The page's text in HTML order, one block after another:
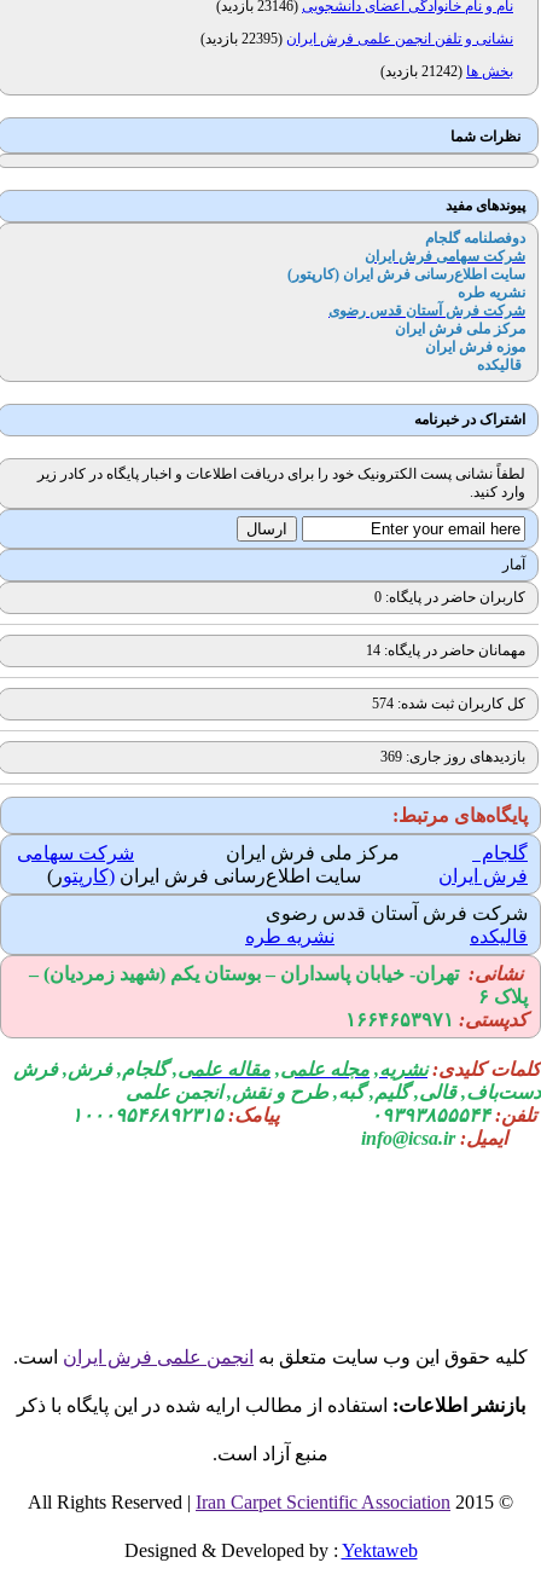
نام و نام خانوادگی اعضای دانشجویی( 23146 بازدید
)
نشانی و تلفن انجمن علمی فرش ایران (22395 بازدید
)
بخش ها (21242 بازدید )
نظرات شما
پیوندهای مفید
دوفصلنامه گلجام
شرکت سهامی فرش ایران
سایت اطلاع‌رسانی فرش ایران (کارپتور)
نشریه طره
شرکت فرش آستان قدس رضوی
مرکز ملی فرش ایران
موزه فرش ایران
قالیکده
اشتراک در خبرنامه
لطفاً نشانی پست الکترونیک خود را برای دریافت اطلاعات و اخبار پایگاه در کادر زیر
وارد کنید.
آمار
کاربران حاضر در پایگاه: 0
مهمانان حاضر در پایگاه: 14
کل کاربران ثبت شده: 574
بازدیدهای روز جاری: 369
پایگاه‌های مرتبط:
گلجام
مرکز ملی فرش ایران
شرکت سهامی
فرش ایران سایت اطلاع‌رسانی فرش ایران(کارپتور)
شرکت فرش آستان قدس رضوی
قالیکده
نشریه طره
نشانی: تهران-خیابان پاسداران – بوستان یکم (شهید زمردیان) –
پلاک ۶
کدپستی:۱۶۶۴۶۵۳۹۷۱
کلیدی: نشریه,مجله علمی,مقاله علمی, گلجام, فرش, فرش
قالی, گلیم, گبه, طرح و نقش, انجمن علمی
۰۹۳۹۳۸۵۵۵۴۴ پیامک:
۱۰۰۰۹۵۴۶۸۹۲۳۱۵
ایمیل:info@icsa.ir
کلیه حقوق این وب سایت متعلق به انجمن علمی فرش ایران است.
بازنشر اطلاعات:استفاده از مطالب ارایه شده در این پایگاه با ذکر
منبع آزاد است.
© 2015 All Rights Reserved |
Iran Carpet Scientific Association
Designed & Developed by:Yektaweb